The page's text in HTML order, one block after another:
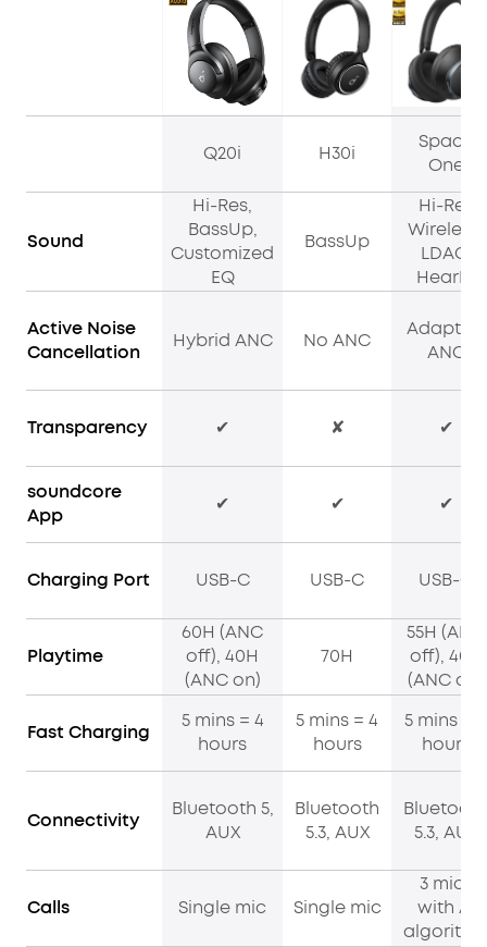
Q20i H30i
Space
One
Sound
Hi-Res,
BassUp,
Customized
EQ
BassUp
Hi-Res
Wireless,
LDAC,
HearID
Active Noise
Cancellation
Hybrid ANC No ANC
Adaptive
ANC
Transparency ✔ ✘ ✔
soundcore
App
✔ ✔ ✔
Charging Port USB-C USB-C USB-C
Playtime
60H (ANC
off), 40H
(ANC on)
70H
55H (ANC
off), 40H
(ANC on)
Fast Charging
5 mins = 4
hours
5 mins = 4
hours
5 mins = 4
hours
Connectivity
Bluetooth 5,
AUX
Bluetooth
5.3, AUX
Bluetooth
5.3, AUX
Calls Single mic Single mic
3 mics
with AI
algorithm